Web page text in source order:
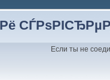
Если ты не